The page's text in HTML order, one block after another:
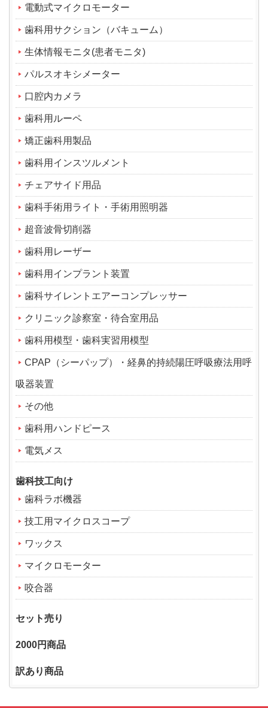
電動式マイクロモーター
歯科用サクション（バキューム）
生体情報モニタ(患者モニタ)
パルスオキシメーター
口腔内カメラ
歯科用ルーペ
矯正歯科用製品
歯科用インスツルメント
チェアサイド用品
歯科手術用ライト・手術用照明器
超音波骨切削器
歯科用レーザー
歯科用インプラント装置
歯科サイレントエアーコンプレッサー
クリニック診察室・待合室用品
歯科用模型・歯科実習用模型
CPAP（シーパップ）・経鼻的持続陽圧呼吸療法用呼
吸器装置
その他
歯科用ハンドピース
電気メス
歯科技工向け
歯科ラボ機器
技工用マイクロスコープ
ワックス
マイクロモーター
咬合器
セット売り
2000円商品
訳あり商品